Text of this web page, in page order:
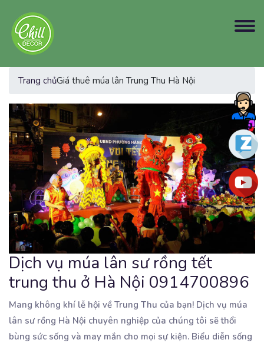
Trang chủGiá thuê múa lân Trung Thu Hà Nội
Dịch vụ múa lân sư rồng tết
trung thu ở Hà Nội 0914700896
Mang không khí lễ hội về Trung Thu của bạn! Dịch vụ múa
lân sư rồng Hà Nội chuyên nghiệp của chúng tôi sẽ thổi
bùng sức sống và may mắn cho mọi sự kiện. Biểu diễn sống